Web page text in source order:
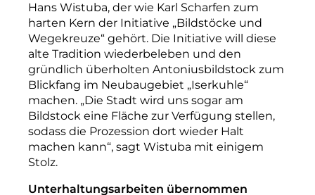
Hans Wistuba, der wie Karl Scharfen zum
harten Kern der Initiative „Bildstöcke und
Wegekreuze“ gehört. Die Initiative will diese
alte Tradition wiederbeleben und den
gründlich überholten Antoniusbildstock zum
Blickfang im Neubaugebiet „Iserkuhle“
machen. „Die Stadt wird uns sogar am
Bildstock eine Fläche zur Verfügung stellen,
sodass die Prozession dort wieder Halt
machen kann“, sagt Wistuba mit einigem
Stolz.
Unterhaltungsarbeiten übernommen